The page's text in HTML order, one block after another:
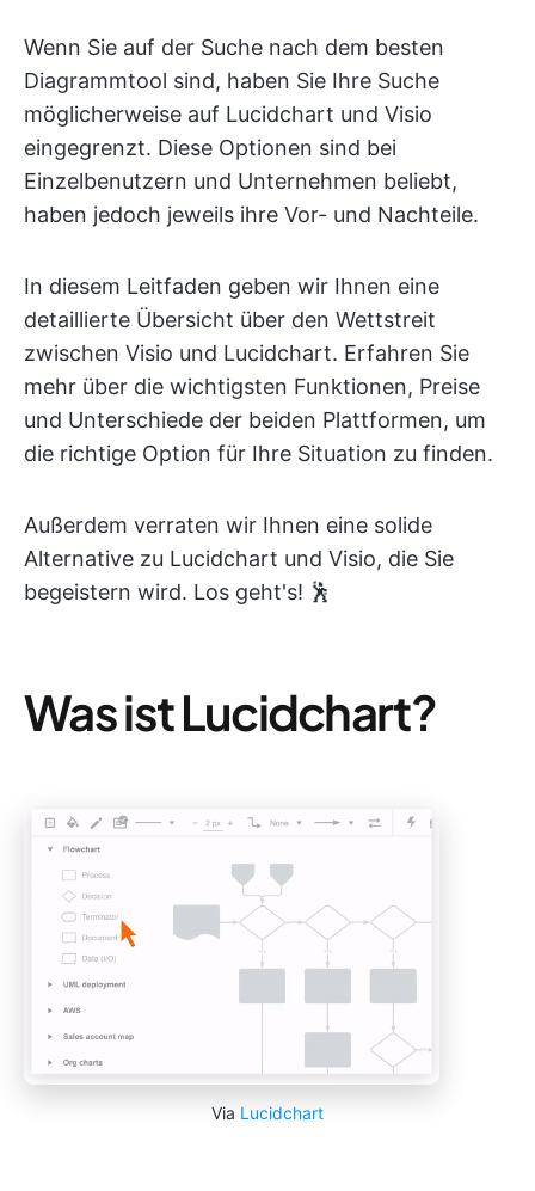
Wenn Sie auf der Suche nach dem besten
Diagrammtool sind, haben Sie Ihre Suche
möglicherweise auf Lucidchart und Visio
eingegrenzt. Diese Optionen sind bei
Einzelbenutzern und Unternehmen beliebt,
haben jedoch jeweils ihre Vor- und Nachteile.
In diesem Leitfaden geben wir Ihnen eine
detaillierte Übersicht über den Wettstreit
zwischen Visio und Lucidchart. Erfahren Sie
mehr über die wichtigsten Funktionen, Preise
und Unterschiede der beiden Plattformen, um
die richtige Option für Ihre Situation zu finden.
Außerdem verraten wir Ihnen eine solide
Alternative zu Lucidchart und Visio, die Sie
begeistern wird. Los geht's! 🕺
Was ist Lucidchart?
Via Lucidchart